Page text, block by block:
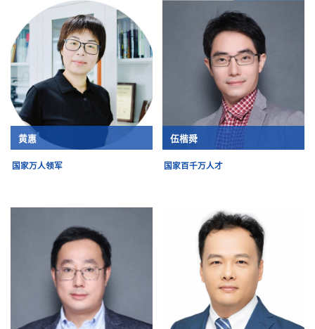
黄惠
国家万人领军
伍楷舜
国家百千万人才